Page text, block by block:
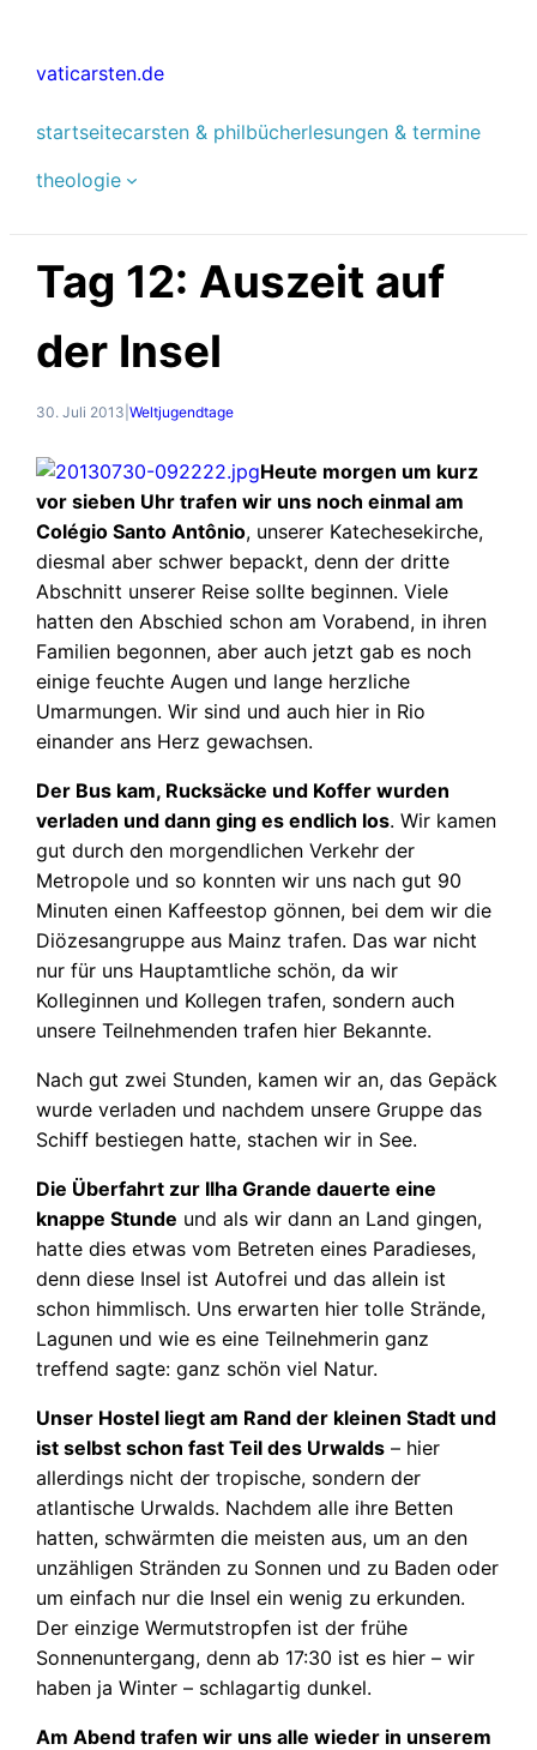
springen
vaticarsten.de
startseitecarsten & philbücherlesungen & termine
theologie
Tag 12: Auszeit auf
der Insel
30. Juli 2013 |Weltjugendtage
Heute morgen um kurz
vor sieben Uhr trafen wir uns noch einmal am
Colégio Santo Antônio, unserer Katechesekirche,
diesmal aber schwer bepackt, denn der dritte
Abschnitt unserer Reise sollte beginnen. Viele
hatten den Abschied schon am Vorabend, in ihren
Familien begonnen, aber auch jetzt gab es noch
einige feuchte Augen und lange herzliche
Umarmungen. Wir sind und auch hier in Rio
einander ans Herz gewachsen.
Der Bus kam, Rucksäcke und Koffer wurden
verladen und dann ging es endlich los. Wir kamen
gut durch den morgendlichen Verkehr der
Metropole und so konnten wir uns nach gut 90
Minuten einen Kaffeestop gönnen, bei dem wir die
Diözesangruppe aus Mainz trafen. Das war nicht
nur für uns Hauptamtliche schön, da wir
Kolleginnen und Kollegen trafen, sondern auch
unsere Teilnehmenden trafen hier Bekannte.
Nach gut zwei Stunden, kamen wir an, das Gepäck
wurde verladen und nachdem unsere Gruppe das
Schiff bestiegen hatte, stachen wir in See.
Die Überfahrt zur Ilha Grande dauerte eine
knappe Stunde und als wir dann an Land gingen,
hatte dies etwas vom Betreten eines Paradieses,
denn diese Insel ist Autofrei und das allein ist
schon himmlisch. Uns erwarten hier tolle Strände,
Lagunen und wie es eine Teilnehmerin ganz
treffend sagte: ganz schön viel Natur.
Unser Hostel liegt am Rand der kleinen Stadt und
ist selbst schon fast Teil des Urwalds – hier
allerdings nicht der tropische, sondern der
atlantische Urwalds. Nachdem alle ihre Betten
hatten, schwärmten die meisten aus, um an den
unzähligen Stränden zu Sonnen und zu Baden oder
um einfach nur die Insel ein wenig zu erkunden.
Der einzige Wermutstropfen ist der frühe
Sonnenuntergang, denn ab 17:30 ist es hier – wir
haben ja Winter – schlagartig dunkel.
Am Abend trafen wir uns alle wieder in unserem